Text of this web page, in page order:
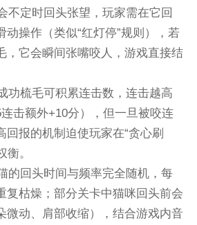
不定时回头张望，玩家需在它回
动操作（类似“红灯停”规则），若
，它会瞬间张嘴咬人，游戏直接结
功梳毛可积累连击数，连击越高
击额外+10分），但一旦被咬连
回报的机制迫使玩家在“贪心刷
衡。
的回头时间与频率完全随机，每
复枯燥；部分关卡中猫咪回头前会
微动、肩部收缩），结合游戏内音